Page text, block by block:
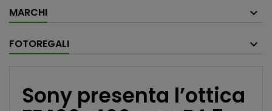
MARCHI
FOTOREGALI
Sony presenta l’ottica